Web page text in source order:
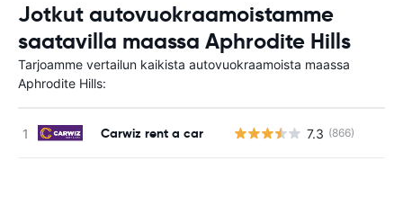
Jotkut autovuokraamoistamme
saatavilla maassa Aphrodite Hills
Tarjoamme vertailun kaikista autovuokraamoista maassa
Aphrodite Hills:
Carwiz rent a car 7.3 (866)